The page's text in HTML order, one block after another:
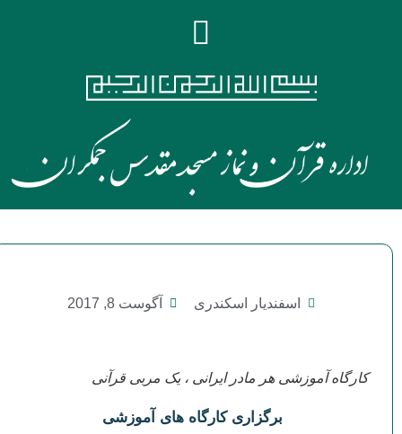
اسفندیار اسکندری آگوست 8, 2017
کارگاه آموزشی هر مادر ایرانی ، یک مربی قرآنی
برگزاری کارگاه های آموزشی